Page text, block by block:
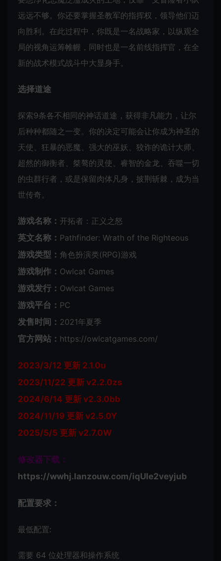
远远不够。你还要掌握圣教军的指挥权，领导他们迈
向胜利。在此过程中，你既是一名战略家，以纵观全
局的视角运筹帷幄，同时也是一名前线指挥官，在全
新的战术模式战斗中大显身手。
选择道途
探索9条各不相同的神话道途，获得非凡能力，让尔
后种种都随之一变。你的决定可能会让你成为神圣的
天使、狂暴的恶魔、强大的巫妖、狡诈的诡计大师、
超然的御衡者、桀骜的灵使、睿智的金龙、吞噬一切
的虫群行者，或是保留肉体凡身，披荆斩棘，成为当
世传奇。
游戏名称： 开拓者：正义之怒
英文名称： Pathfinder: Wrath of the Righteous
游戏类型： 角色扮演类(RPG)游戏
游戏制作： Owlcat Games
游戏发行： Owlcat Games
游戏平台： PC
发售时间： 2021年夏季
官方网站： https://owlcatgames.com/
2023/3/12 更新 2.1.0u
2023/11/22 更新 v2.2.0zs
2024/6/14 更新 v2.3.0bb
2024/11/19 更新 v2.5.0Y
2025/5/5 更新 v2.7.0W
修改器下载：
https://wwhj.lanzouw.com/iqUle2veyjub
配置要求：
最低配置:
需要 64 位处理器和操作系统